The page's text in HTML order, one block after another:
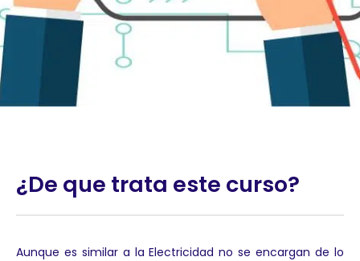
¿De que trata este curso?
Aunque es similar a la Electricidad no se encargan de lo